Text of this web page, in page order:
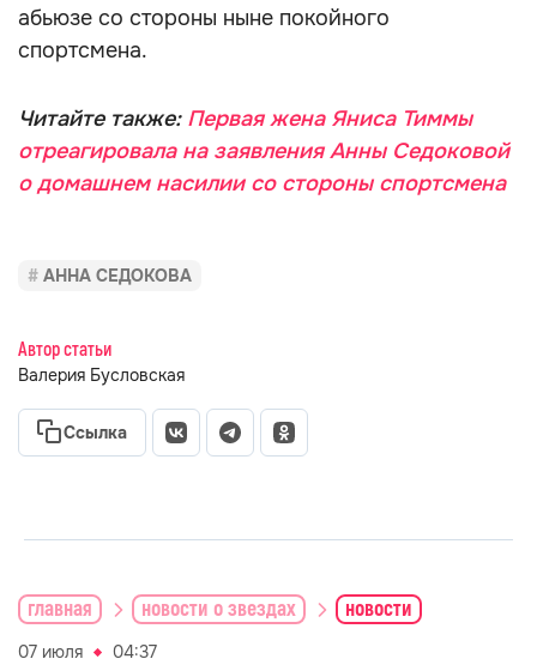
абьюзе со стороны ныне покойного
спортсмена.
Читайте также: Первая жена Яниса Тиммы
отреагировала на заявления Анны Седоковой
о домашнем насилии со стороны спортсмена
АННА СЕДОКОВА
Автор статьи
Валерия Бусловская
Ссылка
главная новости о звездах новости
07 июля 04:37